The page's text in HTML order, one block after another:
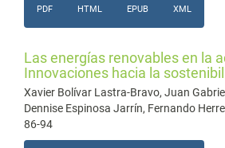
PDF HTML EPUB XML
Las energías renovables en la
Innovaciones hacia la
Xavier Bolívar Lastra-Bravo, Juan
Dennise Espinosa Jarrín, Fernando
86-94